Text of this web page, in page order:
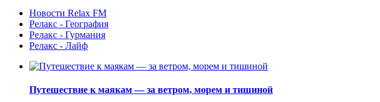
Новости Relax FM
Релакс - География
Релакс - Гурмания
Релакс - Лайф
Путешествие к маякам — за ветром, морем и тишиной